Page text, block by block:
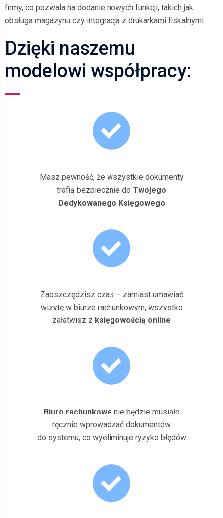
firmy, co pozwala na dodanie nowych funkcji, takich jak
obsługa magazynu czy integracja z drukarkami fiskalnymi.
Dzięki naszemu
modelowi współpracy:
Masz pewność, że wszystkie dokumenty
trafią bezpiecznie do Twojego
Dedykowanego Księgowego
Zaoszczędzisz czas – zamiast umawiać
wizytę w biurze rachunkowym, wszystko
załatwisz z księgowością online
Biuro rachunkowe nie będzie musiało
ręcznie wprowadzać dokumentów
do systemu, co wyeliminuje ryzyko błędów